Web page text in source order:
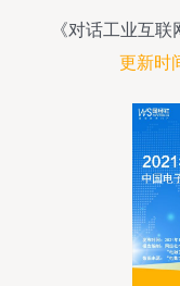
《对话工业互
解析——
更新时